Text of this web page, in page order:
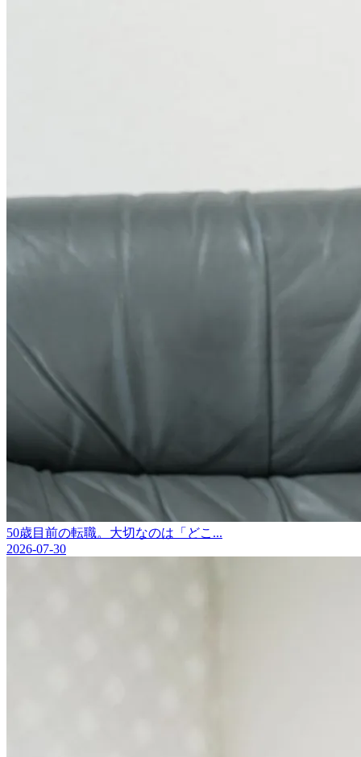
50歳目前の転職。大切なのは「どこ...
2026-07-30